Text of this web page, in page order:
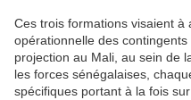
Ces trois formations visaient à
opérationnelle des
projection au Mali, au sein de
les forces sénégalaises,
spécifiques portant à la fois